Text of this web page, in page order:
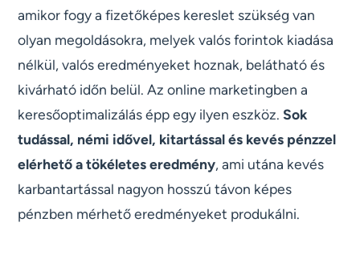
amikor fogy a fizetőképes kereslet szükség van
olyan megoldásokra, melyek valós forintok kiadása
nélkül, valós eredményeket hoznak, belátható és
kivárható időn belül. Az online marketingben a
keresőoptimalizálás épp egy ilyen eszköz.Sok
tudással, némi idővel, kitartással és kevés pénzzel
elérhető a tökéletes eredmény, ami utána kevés
karbantartással nagyon hosszú távon képes
pénzben mérhető eredményeket produkálni.